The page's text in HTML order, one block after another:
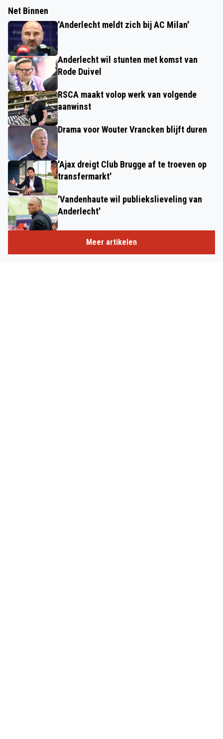
Net Binnen
'Anderlecht meldt zich bij AC Milan'
Anderlecht wil stunten met komst van
Rode Duivel
RSCA maakt volop werk van volgende
aanwinst
Drama voor Wouter Vrancken blijft duren
'Ajax dreigt Club Brugge af te troeven op
transfermarkt'
'Vandenhaute wil publiekslieveling van
Anderlecht'
Meer artikelen